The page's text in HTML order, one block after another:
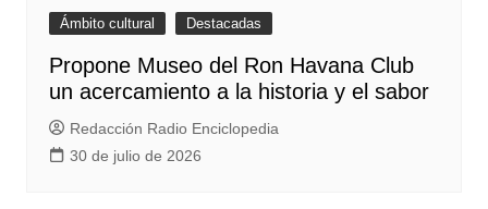
Ámbito cultural Destacadas
Propone Museo del Ron Havana Club
un acercamiento a la historia y el sabor
Redacción Radio Enciclopedia
30 de julio de 2026